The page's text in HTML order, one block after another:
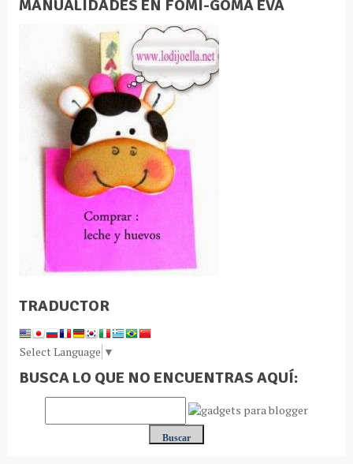
MANUALIDADES EN FOMI-GOMA EVA
TRADUCTOR
Select Language ▼
BUSCA LO QUE NO ENCUENTRAS AQUÍ: